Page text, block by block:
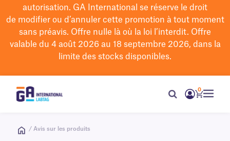
autorisation. GA International se réserve le droit
de modifierou d’annuler cette promotion à tout moment
sans préavis. Offre nulle là où la loi l’interdit. Offre
valable du 4 août 2026 au 18 septembre 2026, dans la
limite des stocks disponibles.
0
/ Avis sur les produits